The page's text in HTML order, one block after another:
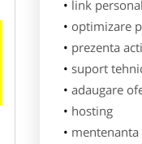
link
optimizare
prezenta
suport
adaugare
hosting
mentenanta